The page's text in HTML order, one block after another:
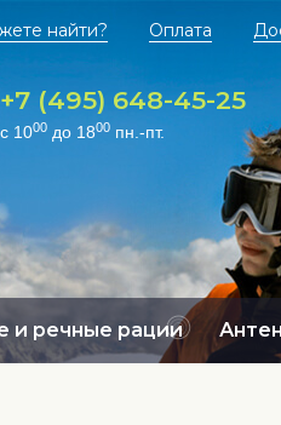
найти? Оплата
+7 (495) 648-45-25
с 1000 до 1800 пн.-пт.
и речные рации